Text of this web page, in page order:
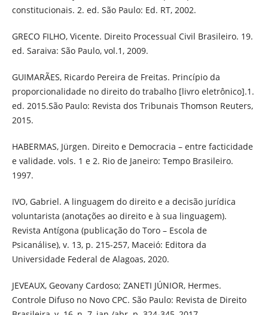
constitucionais. 2. ed. São Paulo: Ed. RT, 2002.
GRECO FILHO, Vicente. Direito Processual Civil Brasileiro. 19.
ed. Saraiva: São Paulo, vol.1, 2009.
GUIMARÃES, Ricardo Pereira de Freitas. Princípio da
proporcionalidade no direito do trabalho [livro eletrônico].1.
ed. 2015.São Paulo: Revista dos Tribunais Thomson Reuters,
2015.
HABERMAS, Jürgen. Direito e Democracia – entre facticidade
e validade. vols. 1 e 2. Rio de Janeiro: Tempo Brasileiro.
1997.
IVO, Gabriel. A linguagem do direito e a decisão jurídica
voluntarista (anotações ao direito e à sua linguagem).
Revista Antígona (publicação do Toro – Escola de
Psicanálise), v. 13, p. 215-257, Maceió: Editora da
Universidade Federal de Alagoas, 2020.
JEVEAUX, Geovany Cardoso; ZANETI JÚNIOR, Hermes.
Controle Difuso no Novo CPC. São Paulo: Revista de Direito